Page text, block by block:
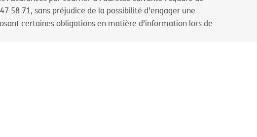
58 71, sans préjudice de la possibilité d’engager une
certaines obligations en matière d’information lors de